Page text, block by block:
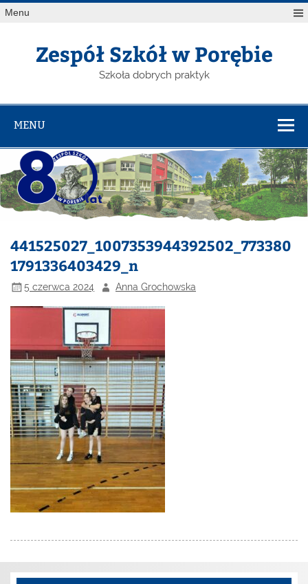
Menu
Zespół Szkół w Porębie
Szkoła dobrych praktyk
MENU
441525027_1007353944392502_773380
1791336403429_n
5 czerwca 2024 Anna Grochowska